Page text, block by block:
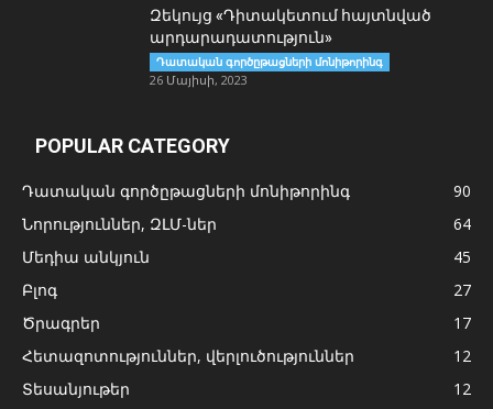
Զեկույց «Դիտակետում հայտնված
արդարադատություն»
Դատական գործըթացների մոնիթորինգ
26 Մայիսի, 2023
POPULAR CATEGORY
Դատական գործըթացների մոնիթորինգ
90
Նորություններ, ԶԼՄ-ներ
64
Մեդիա անկյուն
45
Բլոգ
27
Ծրագրեր
17
Հետազոտություններ, վերլուծություններ
12
Տեսանյութեր
12